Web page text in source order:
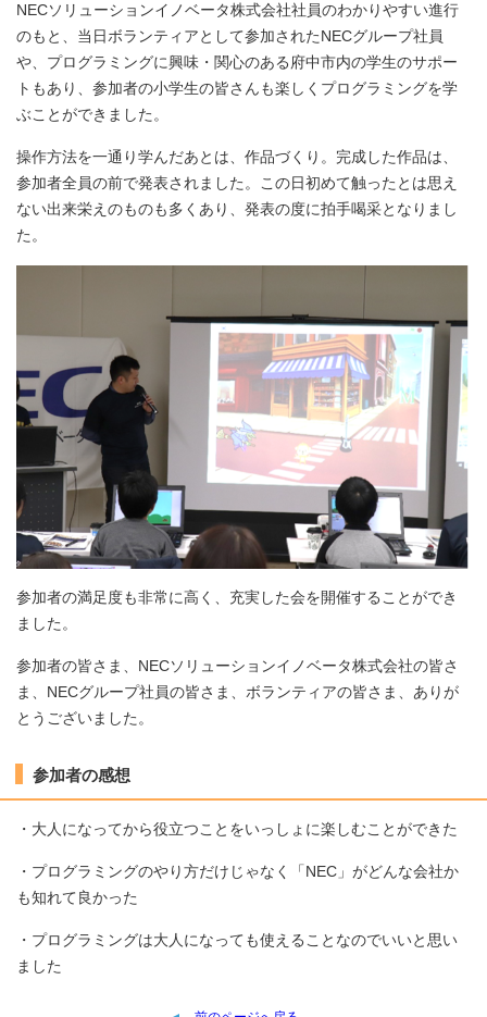
NECソリューションイノベータ株式会社社員のわかりやすい進行
のもと、当日ボランティアとして参加されたNECグループ社員
や、プログラミングに興味・関心のある府中市内の学生のサポー
トもあり、参加者の小学生の皆さんも楽しくプログラミングを学
ぶことができました。
操作方法を一通り学んだあとは、作品づくり。完成した作品は、
参加者全員の前で発表されました。この日初めて触ったとは思え
ない出来栄えのものも多くあり、発表の度に拍手喝采となりまし
た。
参加者の満足度も非常に高く、充実した会を開催することができ
ました。
参加者の皆さま、NECソリューションイノベータ株式会社の皆さ
ま、NECグループ社員の皆さま、ボランティアの皆さま、ありが
とうございました。
参加者の感想
・大人になってから役立つことをいっしょに楽しむことができた
・プログラミングのやり方だけじゃなく「NEC」がどんな会社か
も知れて良かった
・プログラミングは大人になっても使えることなのでいいと思い
ました